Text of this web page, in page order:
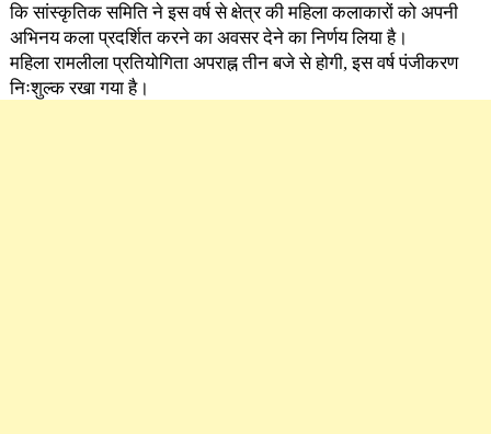
कि सांस्कृतिक समिति ने इस वर्ष से क्षेत्र की महिला कलाकारों को अपनी
अभिनय कला प्रदर्शित करने का अवसर देने का निर्णय लिया है।
महिला रामलीला प्रतियोगिता अपराह्न तीन बजे से होगी, इस वर्ष पंजीकरण
निःशुल्क रखा गया है।